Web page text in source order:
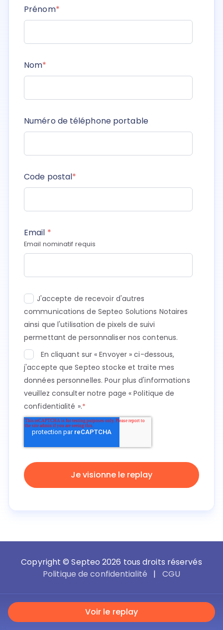
Voir le replay
Prénom*
Nom*
Numéro de téléphone portable
Code postal*
Email *
Email nominatif requis
J'accepte de recevoir d'autres
communications de Septeo Solutions Notaires
ainsi que l'utilisation de pixels de suivi
permettant de personnaliser nos contenus.
En cliquant sur « Envoyer » ci-dessous,
j'accepte que Septeo stocke et traite mes
données personnelles. Pour plus d'informations
veuillez consulter notre page « Politique de
confidentialité ».*
Copyright © Septeo 2026 tous droits réservés
Politique de confidentialité | CGU